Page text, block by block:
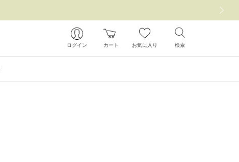
ログイン カート お気に入り 検索